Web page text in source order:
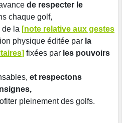
de respecter le
chaque golf,
de la [note relative aux gestes
physique éditée par la
] fixées par les pouvoirs
et respectons
pleinement des golfs.